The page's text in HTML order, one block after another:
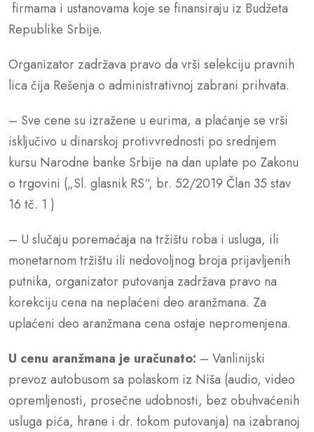
firmama i ustanovama koje se finansiraju iz Budžeta
Republike Srbije.
Organizator zadržava pravo da vrši selekciju pravnih
lica čija Rešenja o administrativnoj zabrani prihvata.
– Sve cene su izražene u eurima, a plaćanje se vrši
isključivo u dinarskoj protivvrednosti po srednjem
kursu Narodne banke Srbije na dan uplate po Zakonu
o trgovini („Sl. glasnik RS“, br. 52/2019 Član 35 stav
16 tč. 1 )
– U slučaju poremaćaja na tržištu roba i usluga, ili
monetarnom tržištu ili nedovoljnog broja prijavljenih
putnika, organizator putovanja zadržava pravo na
korekciju cena na neplaćeni deo aranžmana. Za
uplaćeni deo aranžmana cena ostaje nepromenjena.
U cenu aranžmana je uračunato: – Vanlinijski
prevoz autobusom sa polaskom iz Niša (audio, video
opremljenosti, prosečne udobnosti, bez obuhvaćenih
usluga pića, hrane i dr. tokom putovanja) na izabranoj